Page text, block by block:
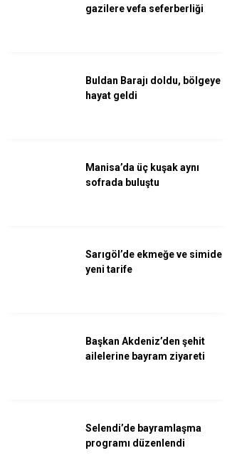
gazilere vefa seferberliği
Buldan Barajı doldu, bölgeye
hayat geldi
Manisa’da üç kuşak aynı
sofrada buluştu
Sarıgöl’de ekmeğe ve simide
yeni tarife
Başkan Akdeniz’den şehit
ailelerine bayram ziyareti
Selendi’de bayramlaşma
programı düzenlendi